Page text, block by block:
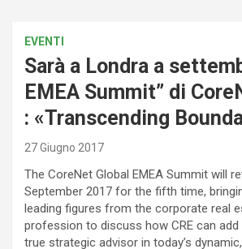
EVENTI
Sarà a Londra a
EMEA Summit” di
: «Transcending
27 Giugno 2017
The CoreNet Global EMEA Summit will
September 2017 for the fifth time,
leading figures from the corporate real
profession to discuss how CRE can add
true strategic advisor in today’s